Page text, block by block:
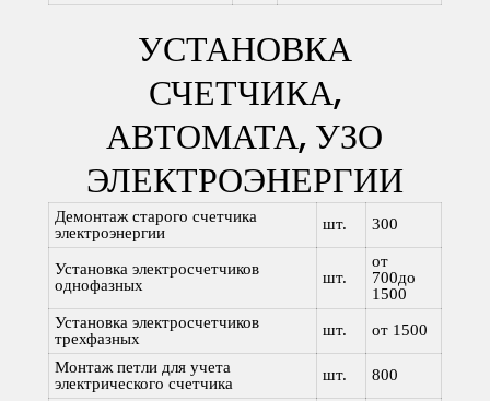
УСТАНОВКА
СЧЕТЧИКА,
АВТОМАТА, УЗО
ЭЛЕКТРОЭНЕРГИИ
Демонтаж старого счетчика
электроэнергии
шт. 300
Установка электросчетчиков
однофазных
шт.
от
700до
1500
Установка электросчетчиков
трехфазных
шт. от 1500
Монтаж петли для учета
электрического счетчика
шт. 800